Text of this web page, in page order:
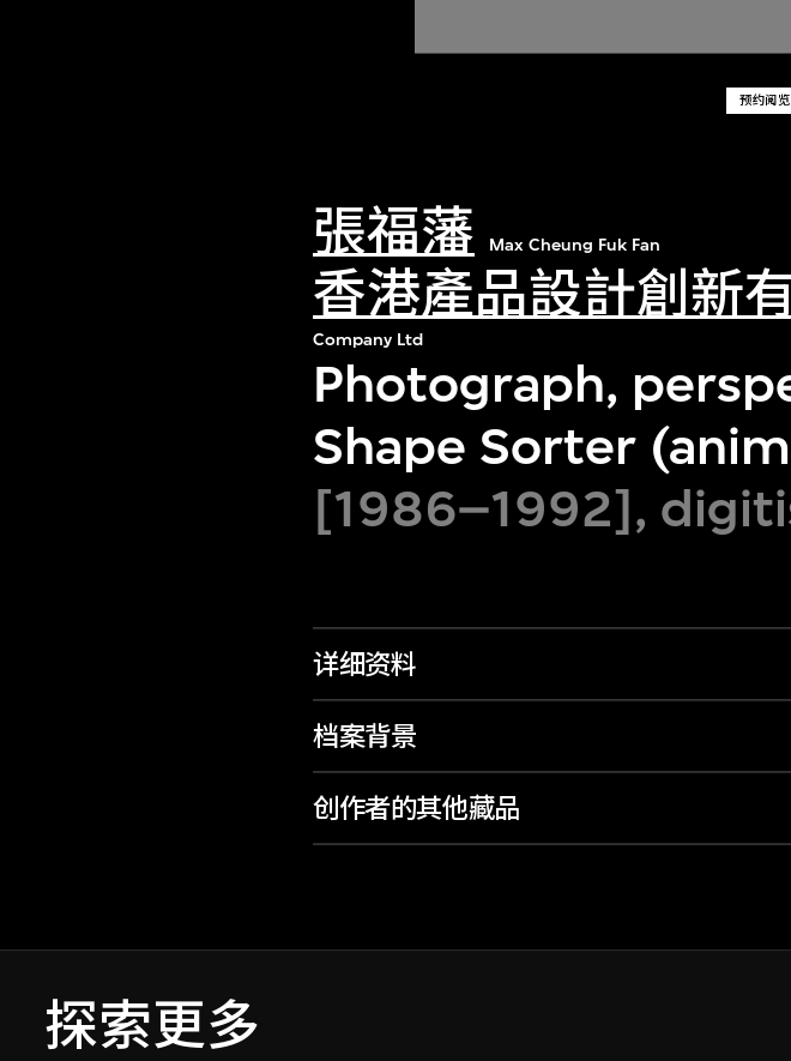
预约阅览
張福藩 Max Cheung Fuk Fan
香港產品設計創新
Company Ltd
Photograph,
Shape Sorter
[1986–1992],
详细资料
档案背景
创作者的其他藏品
探索更多